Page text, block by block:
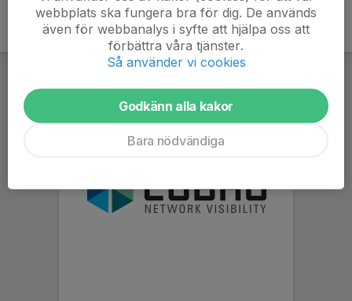
webbplats ska fungera bra för dig. De används
även för webbanalys i syfte att hjälpa oss att
förbättra våra tjänster.
Så använder vi cookies
Godkänn alla kakor
Bara nödvändiga